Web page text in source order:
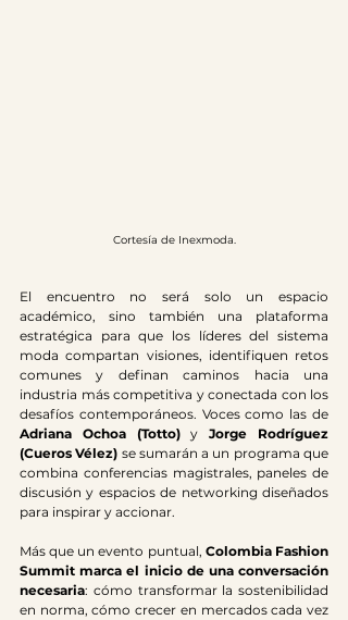
Cortesía de Inexmoda.
El encuentro no será solo un espacio
académico, sino también una plataforma
estratégica para que los líderes del sistema
moda compartan visiones, identifiquen retos
comunes y definan caminos hacia una
industria más competitiva y conectada con los
Adriana Ochoa (Totto) y Jorge Rodríguez
(Cueros Vélez) se sumarán a un programa que
combina conferencias magistrales, paneles de
discusión y espacios de networking diseñados
para inspirar y accionar.
Más que un evento puntual, Colombia Fashion
Summit marca el inicio de una conversación
necesaria: cómo transformar la sostenibilidad
en norma, cómo crecer en mercados cada vez